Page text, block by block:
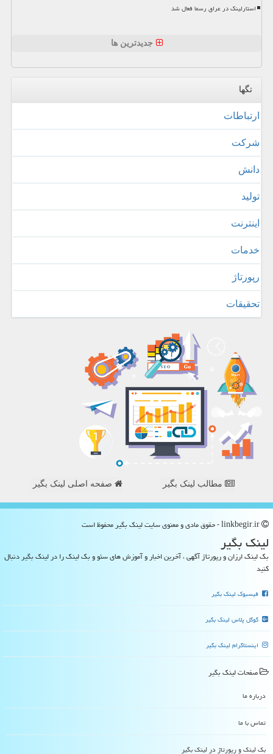
استارلینک در عراق رسما فعال شد
جدیدترین ها
تگها
ارتباطات
شركت
دانش
تولید
اینترنت
خدمات
رپورتاژ
تحقیقات
مطالب لینک بگیر صفحه اصلی لینک بگیر
لینك بگیر
بک لینک ارزان و رپورتاژ آگهی ، آخرین اخبار و آموزش های سئو و بک لینک را در لینک بگیر دنبال
کنید
فیسبوک لینک بگیر
گوگل پلاس لینک بگیر
اینستاگرام لینک بگیر
صفحات لینك بگیر
درباره ما
تماس با ما
بک لینک و رپورتاژ در لینك بگیر